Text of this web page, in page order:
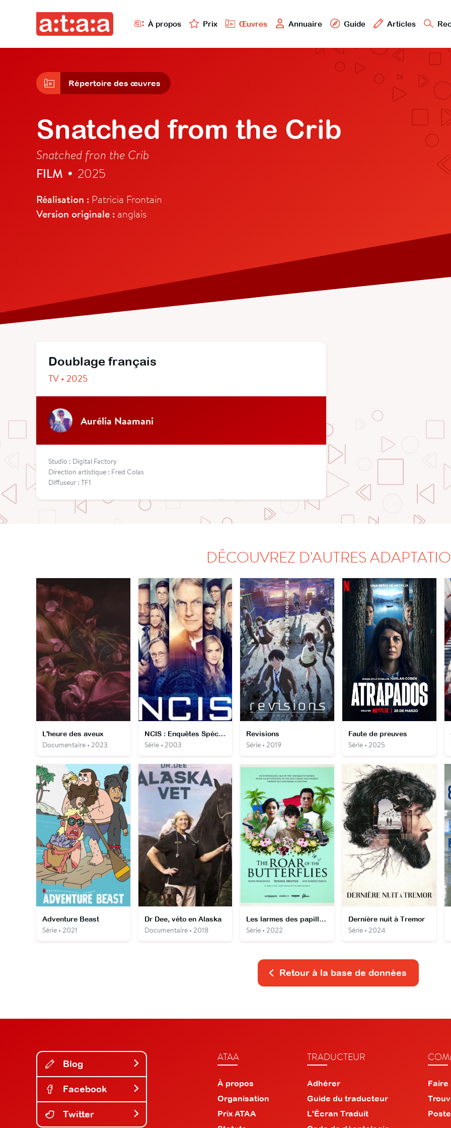
À propos Prix Œuvres Annuaire Guide Articles
Répertoire des œuvres
Snatched from the Crib
Snatched fron the Crib
FILM • 2025
Réalisation : Patricia Frontain
Version originale : anglais
Doublage français
TV • 2025
Aurélia Naamani
Studio : Digital Factory
Direction artistique : Fred Colas
Diffuseur : TF1
DÉCOUVREZ D'AUTRES
L'heure des aveux
Documentaire • 2023
NCIS : Enquêtes Spéciales
Série • 2003
Revisions
Série • 2019
Faute de preuves
Série • 2025
Adventure Beast
Série • 2021
Dr Dee, véto en Alaska
Documentaire • 2018
Les larmes des papillons
Série • 2022
Dernière nuit à Tremor
Série • 2024
Retour à la base de données
Blog
Facebook
Twitter
ATAA
À propos
Organisation
Prix ATAA
TRADUCTEUR
Adhérer
Guide du traducteur
L'Écran Traduit